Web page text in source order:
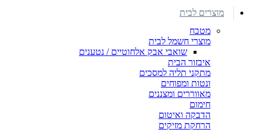
מוצרים לבית
מטבח
מוצרי חשמל לבית
שואבי אבק אלחוטיים / נטענים
איבזור הבית
מתקני תליה למסכים
ונטות ומפוחים
מאווררים ומצננים
חימום
הדבקה ואיטום
הרחקת מזיקים